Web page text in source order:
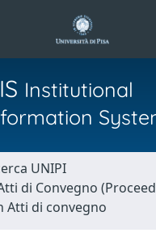
Institutional
UNIPI
di Convegno
Atti di convegno